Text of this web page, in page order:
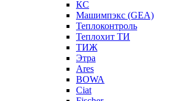
КС
Машимпэкс (GEA)
Теплоконтроль
Теплохит ТИ
ТИЖ
Этра
Ares
BOWA
Ciat